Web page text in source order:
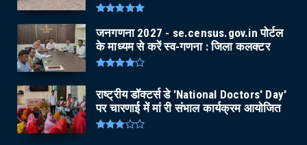
जनगणना 2027 - se.census.gov.in पोर्टल
के माध्यम से करें स्व-गणना : जिला कलक्टर
राष्ट्रीय डॉक्टर्स डे 'National Doctors' Day'
पर चारणाई में मां री संभाल कार्यक्रम आयोजित